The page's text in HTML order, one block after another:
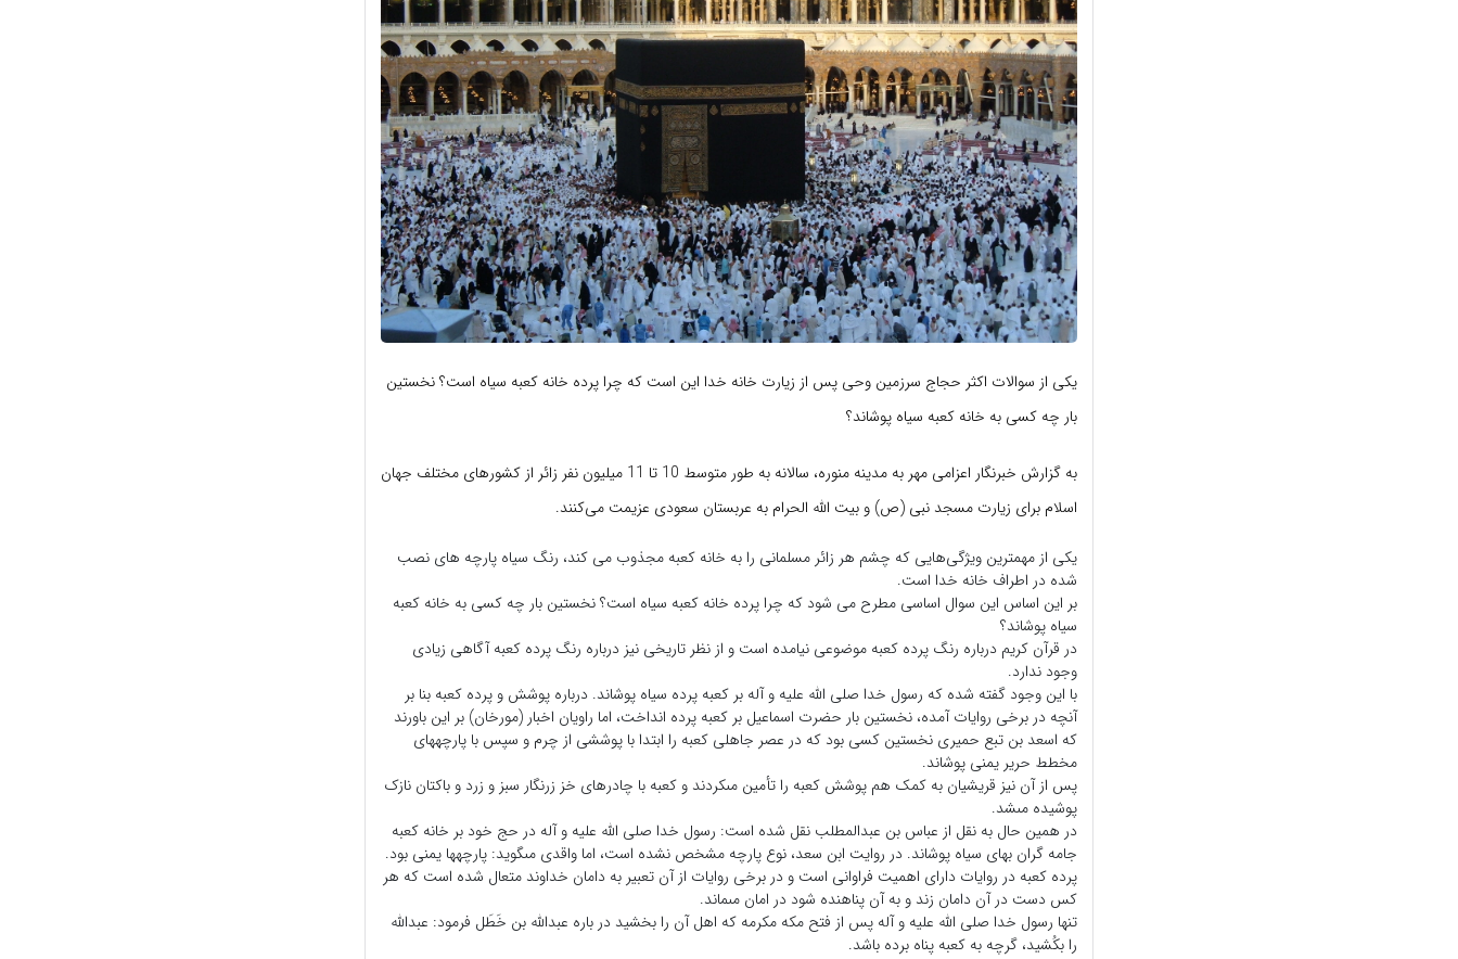
یکی از سوالات اکثر حجاج سرزمین وحی پس از زیارت خانه خدا این است که چرا پرده خانه کعبه سیاه است؟ نخستین
بار چه کسى به خانه کعبه سیاه پوشاند؟
به گزارش خبرنگار اعزامی مهر به مدینه منوره، سالانه به طور متوسط 10 تا 11 میلیون نفر زائر از کشورهای مختلف جهان
اسلام برای زیارت مسجد نبی (ص) و بیت الله الحرام به عربستان سعودی عزیمت می‌کنند.
یکی از مهمترین ویژگی‌هایی که چشم هر زائر مسلمانی را به خانه کعبه مجذوب می کند، رنگ سیاه پارچه های نصب
شده در اطراف خانه خدا است.
بر این اساس این سوال اساسی مطرح می شود که چرا پرده خانه کعبه سیاه است؟ نخستین بار چه کسى به خانه کعبه
سیاه پوشاند؟
در قرآن کریم درباره رنگ پرده کعبه موضوعی نیامده است و از نظر تاریخى نیز درباره رنگ پرده کعبه آگاهى زیادى
وجود ندارد.
با این وجود گفته شده که رسول خدا صلى الله علیه و آله بر کعبه پرده سیاه پوشاند. درباره پوشش و پرده کعبه بنا بر
آنچه در برخى روایات‏ آمده، نخستین بار حضرت اسماعیل بر کعبه پرده انداخت‏، اما راویان اخبار (مورخان) بر این باورند
که اسعد بن تبع حمیرى نخستین کسى بود که در عصر جاهلى کعبه را ابتدا با پوششى از چرم و سپس با پارچه‏هاى
مخطط حریر یمنی پوشاند.
پس از آن نیز قریشیان به کمک هم پوشش کعبه را تأمین مى‏کردند و کعبه با چادرهاى خز زرنگار سبز و زرد و باکتان نازک
پوشیده مى‏شد.
در همین حال به نقل از عباس بن عبدالمطلب نقل شده است: رسول خدا صلى الله علیه و آله در حج خود بر خانه کعبه
جامه گران ‌بهاى سیاه پوشاند. در روایت ابن سعد، نوع پارچه مشخص نشده است، اما واقدى مى‏گوید: پارچه‏ها یمنى بود.
پرده کعبه در روایات داراى اهمیت فراوانى است و در برخى روایات از آن تعبیر به دامان خداوند متعال شده است که هر
کس دست در آن دامان زند و به آن پناهنده شود در امان مى‏ماند.
تنها رسول خدا صلى الله علیه و آله پس از فتح مکه مکرمه که اهل آن را بخشید در باره عبداللَّه بن خَطَل فرمود: عبداللَّه
را بکُشید، گرچه به کعبه پناه برده باشد.